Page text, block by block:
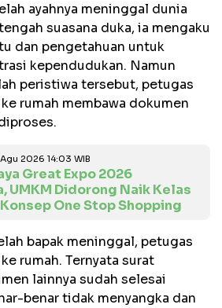
ayahnya meninggal dunia
suasana duka, ia mengaku
dan pengetahuan untuk
kependudukan. Namun
peristiwa tersebut, petugas
rumah membawa dokumen
2026 14:03 WIB
Great Expo 2026
UMKM Didorong Naik Kelas
One Stop Shopping
bapak meninggal, petugas
rumah. Ternyata surat
lainnya sudah selesai
benar tidak menyangka dan